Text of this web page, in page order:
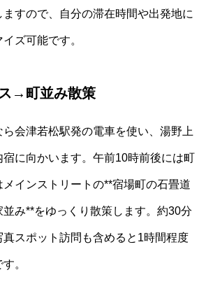
すので、自分の滞在時間や出発地に
ズ可能です。
→町並み散策
会津若松駅発の電車を使い、湯野上
に向かいます。午前10時前後には町
インストリートの**宿場町の石畳道
み**をゆっくり散策します。約30分
スポット訪問も含めると1時間程度
。